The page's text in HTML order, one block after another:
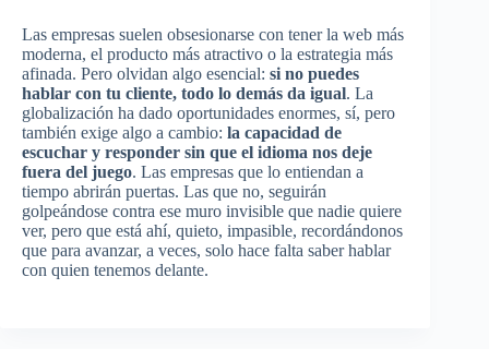
Las empresas suelen obsesionarse con tener la web más
moderna, el producto más atractivo o la estrategia más
afinada. Pero olvidan algo esencial: si no puedes
hablar con tu cliente, todo lo demás da igual. La
globalización ha dado oportunidades enormes, sí, pero
también exige algo a cambio: la capacidad de
escuchar y responder sin que el idioma nos deje
fuera del juego. Las empresas que lo entiendan a
tiempo abrirán puertas. Las que no, seguirán
golpeándose contra ese muro invisible que nadie quiere
ver, pero que está ahí, quieto, impasible, recordándonos
que para avanzar, a veces, solo hace falta saber hablar
con quien tenemos delante.